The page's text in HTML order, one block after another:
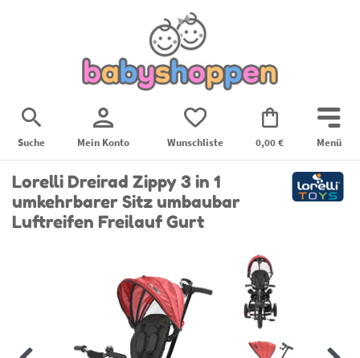
Suche Mein Konto Wunschliste 0,00 € Menü
Lorelli Dreirad Zippy 3 in 1
umkehrbarer Sitz umbaubar
Luftreifen Freilauf Gurt